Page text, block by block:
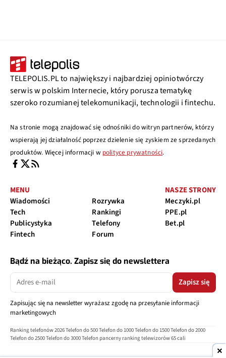
TELEPOLIS.PL to największy i najbardziej opiniotwórczy
serwis w polskim Internecie, który porusza tematykę
szeroko rozumianej telekomunikacji, technologii i fintechu.
Na stronie mogą znajdować się odnośniki do witryn partnerów, którzy
wspierają jej działalność poprzez dzielenie się zyskiem ze sprzedanych
produktów. Więcej informacji w polityce prywatności.
MENU
Wiadomości
Tech
Publicystyka
Fintech
Rozrywka
Rankingi
Telefony
Forum
NASZE STRONY
Meczyki.pl
PPE.pl
Bet.pl
Bądź na bieżąco. Zapisz się do newslettera
Zapisz się
Zapisując się na newsletter wyrażasz zgodę na przesyłanie informacji
marketingowych
Ranking telefonów 2026Telefon do 500Telefon do 1000Telefon do 1500Telefon do 2000
Telefon do 2500Telefon do 3000Telefon pancerny ranking telewizorów 65 cali